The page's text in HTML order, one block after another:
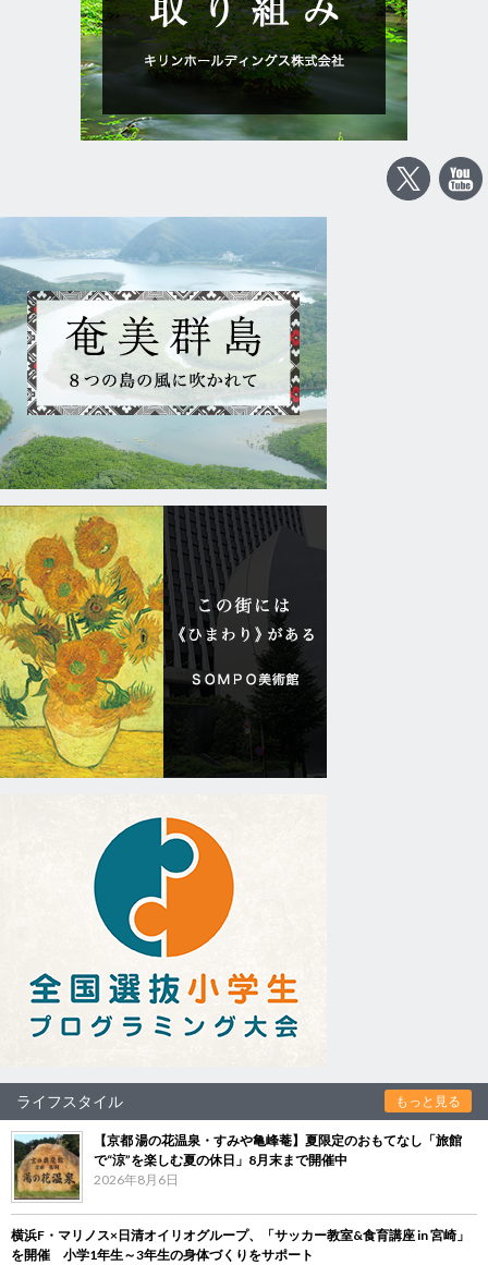
ライフスタイル もっと見る
【京都 湯の花温泉・すみや亀峰菴】夏限定のおもてなし「旅館
で“涼”を楽しむ夏の休日」8月末まで開催中
2026年8月6日
横浜F・マリノス×日清オイリオグループ、「サッカー教室&食育講座 in 宮崎」
を開催 小学1年生～3年生の身体づくりをサポート